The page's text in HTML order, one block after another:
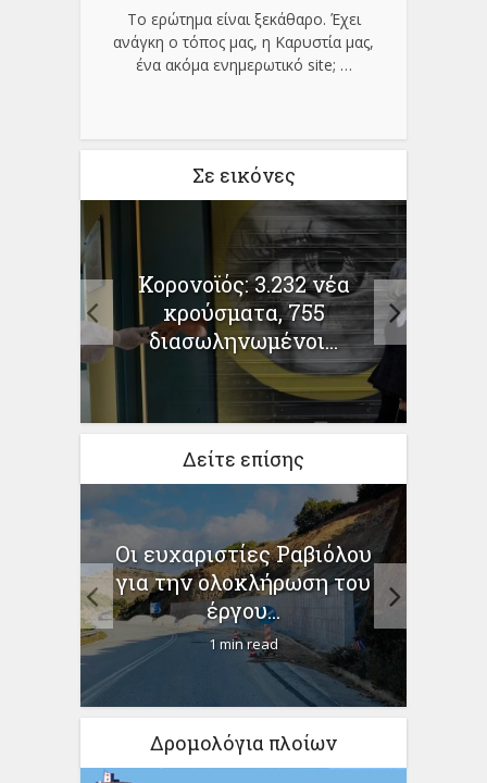
Το ερώτημα είναι ξεκάθαρο. Έχει
ανάγκη ο τόπος μας, η Καρυστία μας,
ένα ακόμα ενημερωτικό site; …
Σε εικόνες
Κορονοϊός: 3.232 νέα
κρούσματα, 755
διασωληνωμένοι...
Δείτε επίσης
Οι ευχαριστίες Ραβιόλου
για την ολοκλήρωση του
έργου...
1 min read
Δρομολόγια πλοίων